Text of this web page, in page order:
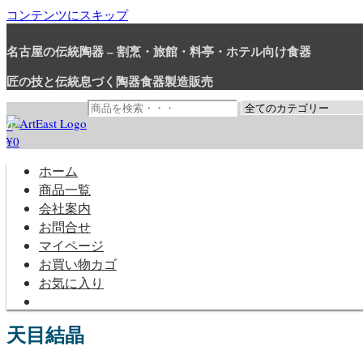
コンテンツにスキップ
名古屋の伝統陶器 – 割烹・旅館・料亭・ホテル向け食器
匠の技と伝統息づく陶器食器製造販売
和食器・洋食器通販｜割烹・旅館・料亭・ホテル等業務用卸販売
業務用から個人用まで、おしゃれでかわいい和食器・洋食器はま
0
¥0
ホーム
商品一覧
会社案内
お問合せ
マイページ
お買い物カゴ
お気に入り
天目結晶